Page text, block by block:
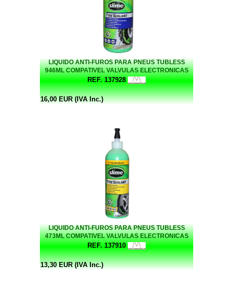
LIQUIDO ANTI-FUROS PARA PNEUS TUBLESS
946ML COMPATIVEL VALVULAS ELECTRONICAS
SLIME
REF. 137928
16,00 EUR (IVA Inc.)
LIQUIDO ANTI-FUROS PARA PNEUS TUBLESS
473ML COMPATIVEL VALVULAS ELECTRONICAS
SLIME
REF. 137910
13,30 EUR (IVA Inc.)